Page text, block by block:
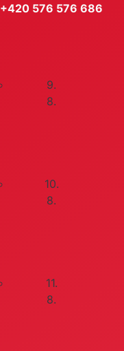
+420 576 576 686
9.
8.
10.
8.
11.
8.